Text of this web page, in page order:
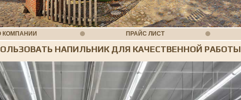
КОМПАНИИ ПРАЙС ЛИСТ
НАПИЛЬНИК ДЛЯ КАЧЕСТВЕННОЙ РАБОТЫ